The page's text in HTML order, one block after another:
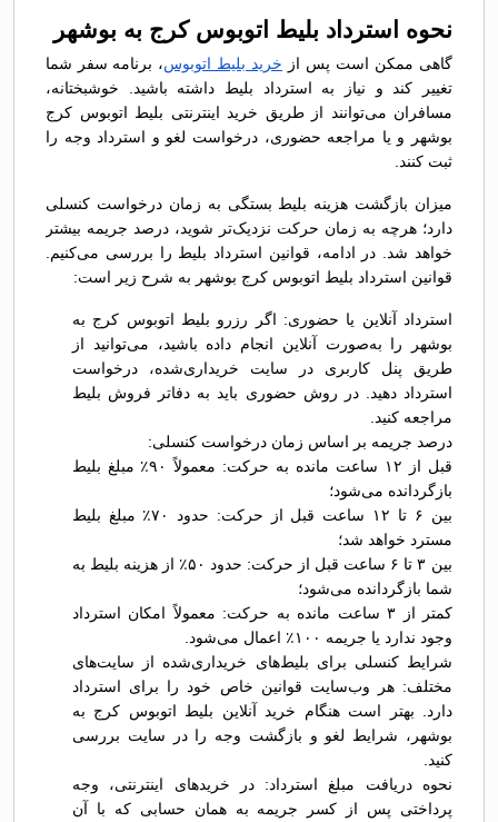
نحوه استرداد بلیط اتوبوس کرج به بوشهر
گاهی ممکن است پس از خرید بلیط اتوبوس، برنامه سفر شما
تغییر کند و نیاز به استرداد بلیط داشته باشید. خوشبختانه،
مسافران می‌توانند از طریق خرید اینترنتی بلیط اتوبوس کرج
بوشهر و یا مراجعه حضوری، درخواست لغو و استرداد وجه را
ثبت کنند.
میزان بازگشت هزینه بلیط بستگی به زمان درخواست کنسلی
دارد؛ هرچه به زمان حرکت نزدیک‌تر شوید، درصد جریمه بیشتر
خواهد شد. در ادامه، قوانین استرداد بلیط را بررسی می‌کنیم.
قوانین استرداد بلیط اتوبوس کرج بوشهر به شرح زیر است:
استرداد آنلاین یا حضوری: اگر رزرو بلیط اتوبوس کرج به
بوشهر را به‌صورت آنلاین انجام داده باشید، می‌توانید از
طریق پنل کاربری در سایت خریداری‌شده، درخواست
استرداد دهید. در روش حضوری باید به دفاتر فروش بلیط
مراجعه کنید.
درصد جریمه بر اساس زمان درخواست کنسلی:
قبل از ۱۲ ساعت مانده به حرکت: معمولاً ۹۰٪ مبلغ بلیط
بازگردانده می‌شود؛
بین ۶ تا ۱۲ ساعت قبل از حرکت: حدود ۷۰٪ مبلغ بلیط
مسترد خواهد شد؛
بین ۳ تا ۶ ساعت قبل از حرکت: حدود ۵۰٪ از هزینه بلیط به
شما بازگردانده می‌شود؛
کمتر از ۳ ساعت مانده به حرکت: معمولاً امکان استرداد
وجود ندارد یا جریمه ۱۰۰٪ اعمال می‌شود.
شرایط کنسلی برای بلیط‌های خریداری‌شده از سایت‌های
مختلف: هر وب‌سایت قوانین خاص خود را برای استرداد
دارد. بهتر است هنگام خرید آنلاین بلیط اتوبوس کرج به
بوشهر، شرایط لغو و بازگشت وجه را در سایت بررسی
کنید.
نحوه دریافت مبلغ استرداد: در خریدهای اینترنتی، وجه
پرداختی پس از کسر جریمه به همان حسابی که با آن